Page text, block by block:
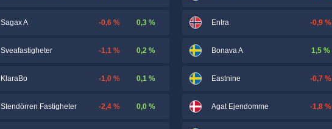
Sagax A -0,6 % 0,3 %
Sveafastigheter -1,1 % 0,2 %
KlaraBo -1,0 % 0,1 %
Stendörren Fastigheter -2,4 % 0,0 %
Entra -0,9 %
Bonava A 1,5 %
Eastnine -0,7 %
Agat Ejendomme -1,8 %